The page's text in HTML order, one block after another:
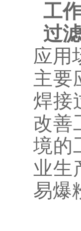
工
过
应用
主要
焊接
改善
境的
业生
易爆